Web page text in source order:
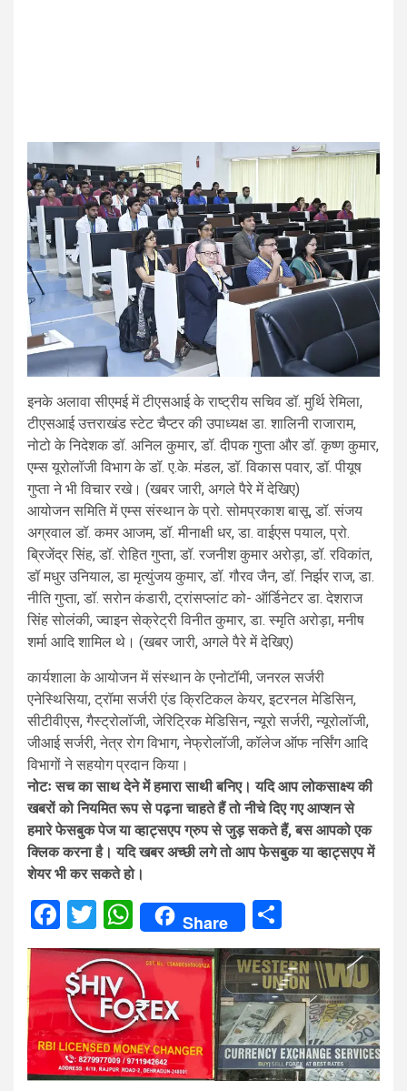
इनके अलावा सीएमई में टीएसआई के राष्ट्रीय सचिव डॉ. मुर्थि रेमिला,
टीएसआई उत्तराखंड स्टेट चैप्टर की उपाध्यक्ष डा. शालिनी राजाराम,
नोटो के निदेशक डॉ. अनिल कुमार, डॉ. दीपक गुप्ता और डॉ. कृष्ण कुमार,
एम्स यूरोलॉजी विभाग के डॉ. ए.के. मंडल, डॉ. विकास पवार, डॉ. पीयूष
गुप्ता ने भी विचार रखे। (खबर जारी, अगले पैरे में देखिए)
आयोजन समिति में एम्स संस्थान के प्रो. सोमप्रकाश बासू, डॉ. संजय
अग्रवाल डॉ. कमर आजम, डॉ. मीनाक्षी धर, डा. वाईएस पयाल, प्रो.
ब्रिजेंद्र सिंह, डॉ. रोहित गुप्ता, डॉ. रजनीश कुमार अरोड़ा, डॉ. रविकांत,
डॉ मधुर उनियाल, डा मृत्युंजय कुमार, डॉ. गौरव जैन, डॉ. निर्झर राज, डा.
नीति गुप्ता, डॉ. सरोन कंडारी, ट्रांसप्लांट को- ऑर्डिनेटर डा. देशराज
सिंह सोलंकी, ज्वाइन सेक्रेट्री विनीत कुमार, डा. स्मृति अरोड़ा, मनीष
शर्मा आदि शामिल थे। (खबर जारी, अगले पैरे में देखिए)
कार्यशाला के आयोजन में संस्थान के एनोटॉमी, जनरल सर्जरी
एनेस्थिसिया, ट्रॉमा सर्जरी एंड क्रिटिकल केयर, इटरनल मेडिसिन,
सीटीवीएस, गैस्ट्रोलॉजी, जेरिट्रिक मेडिसिन, न्यूरो सर्जरी, न्यूरोलॉजी,
जीआई सर्जरी, नेत्र रोग विभाग, नेफ्रोलॉजी, कॉलेज ऑफ नर्सिंग आदि
विभागों ने सहयोग प्रदान किया।
नोटः सच का साथ देने में हमारा साथी बनिए। यदि आप लोकसाक्ष्य की
खबरों को नियमित रूप से पढ़ना चाहते हैं तो नीचे दिए गए आप्शन से
हमारे फेसबुक पेज या व्हाट्सएप ग्रुप से जुड़ सकते हैं, बस आपको एक
क्लिक करना है। यदि खबर अच्छी लगे तो आप फेसबुक या व्हाट्सएप में
शेयर भी कर सकते हो।
Facebook
Twitter
WhatsApp
Share